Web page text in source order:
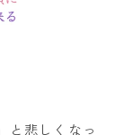
と悲しくなっ